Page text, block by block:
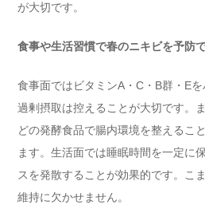
が大切です。
食事や生活習慣で春のニキビを予防
食事面ではビタミンA・C・B群・E
過剰摂取は控えることが大切です。
どの発酵食品で腸内環境を整えるこ
ます。生活面では睡眠時間を一定に
スを発散することが効果的です。こ
維持に欠かせません。